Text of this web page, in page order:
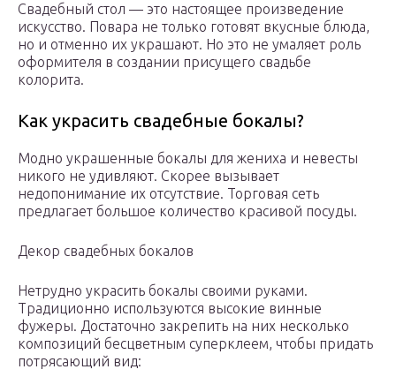
Свадебный стол — это настоящее произведение
искусство. Повара не только готовят вкусные блюда,
но и отменно их украшают. Но это не умаляет роль
оформителя в создании присущего свадьбе
колорита.
Как украсить свадебные бокалы?
Модно украшенные бокалы для жениха и невесты
никого не удивляют. Скорее вызывает
недопонимание их отсутствие. Торговая сеть
предлагает большое количество красивой посуды.
Декор свадебных бокалов
Нетрудно украсить бокалы своими руками.
Традиционно используются высокие винные
фужеры. Достаточно закрепить на них несколько
композиций бесцветным суперклеем, чтобы придать
потрясающий вид: